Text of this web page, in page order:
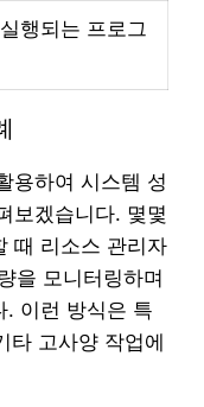
행되는 프로그
용하여 시스템 성
보겠습니다. 몇몇
때 리소스 관리자
을 모니터링하며
. 이런 방식은 특
타 고사양 작업에